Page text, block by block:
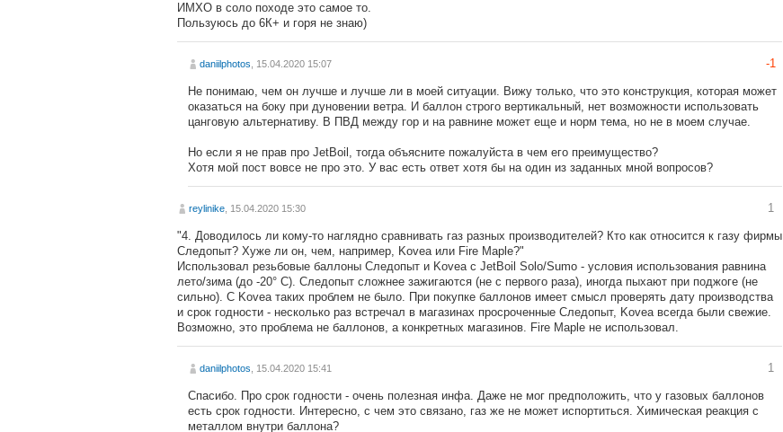
ИМХО в соло походе это самое то.
Пользуюсь до 6К+ и горя не знаю)
daniilphotos , 15.04.2020 15:07 -1
Не понимаю, чем он лучше и лучше ли в моей ситуации. Вижу только, что это конструкция, которая может
оказаться на боку при дуновении ветра. И баллон строго вертикальный, нет возможности использовать
цанговую альтернативу. В ПВД между гор и на равнине может еще и норм тема, но не в моем случае.
Но если я не прав про JetBoil, тогда объясните пожалуйста в чем его преимущество?
Хотя мой пост вовсе не про это. У вас есть ответ хотя бы на один из заданных мной вопросов?
reylinike , 15.04.2020 15:30 1
"4. Доводилось ли кому-то наглядно сравнивать газ разных производителей? Кто как относится к газу фирмы
Следопыт? Хуже ли он, чем, например, Kovea или Fire Maple?"
Использовал резьбовые баллоны Следопыт и Kovea с JetBoil Solo/Sumo - условия использования равнина
лето/зима (до -20° C). Следопыт сложнее зажигаются (не с первого раза), иногда пыхают при поджоге (не
сильно). С Kovea таких проблем не было. При покупке баллонов имеет смысл проверять дату производства
и срок годности - несколько раз встречал в магазинах просроченные Следопыт, Kovea всегда были свежие.
Возможно, это проблема не баллонов, а конкретных магазинов. Fire Maple не использовал.
daniilphotos , 15.04.2020 15:41 1
Спасибо. Про срок годности - очень полезная инфа. Даже не мог предположить, что у газовых баллонов
есть срок годности. Интересно, с чем это связано, газ же не может испортиться. Химическая реакция с
металлом внутри баллона?